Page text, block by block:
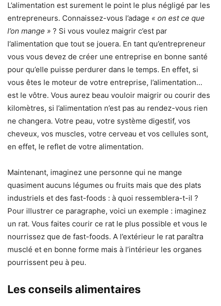
L’alimentation est surement le point le plus négligé par les
entrepreneurs. Connaissez-vous l’adage « on est ce que
l’on mange » ? Si vous voulez maigrir c’est par
l’alimentation que tout se jouera. En tant qu’entrepreneur
vous vous devez de créer une entreprise en bonne santé
pour qu’elle puisse perdurer dans le temps. En effet, si
vous êtes le moteur de votre entreprise, l’alimentation…
est le vôtre. Vous aurez beau vouloir maigrir ou courir des
kilomètres, si l’alimentation n’est pas au rendez-vous rien
ne changera. Votre peau, votre système digestif, vos
cheveux, vos muscles, votre cerveau et vos cellules sont,
en effet, le reflet de votre alimentation.
Maintenant, imaginez une personne qui ne mange
quasiment aucuns légumes ou fruits mais que des plats
industriels et des fast-foods : à quoi ressemblera-t-il ?
Pour illustrer ce paragraphe, voici un exemple : imaginez
un rat. Vous faites courir ce rat le plus possible et vous le
nourrissez que de fast-foods. A l’extérieur le rat paraîtra
musclé et en bonne forme mais à l’intérieur les organes
pourrissent peu à peu.
Les conseils alimentaires